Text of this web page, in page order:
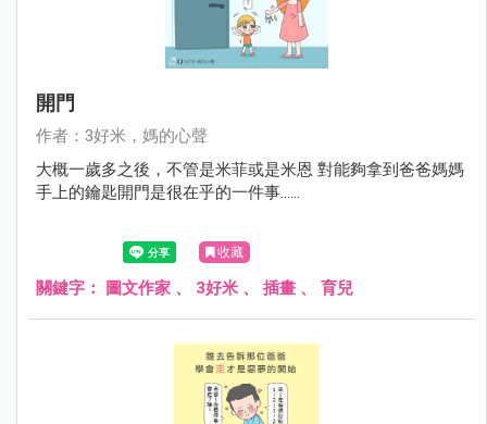
開門
作者：3好米，媽的心聲
大概一歲多之後，不管是米菲或是米恩 對能夠拿到爸爸媽媽
手上的鑰匙開門是很在乎的一件事......
收藏
關鍵字： 圖文作家 、 3好米 、 插畫 、 育兒